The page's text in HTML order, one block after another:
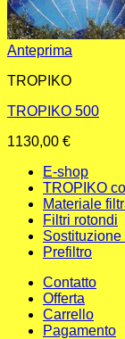
Anteprima
TROPIKO
TROPIKO 500
1130,00 €
E-shop
TROPIKO
Materiale
Filtri rotondi
Prefiltro
Contatto
Offerta
Carrello
Pagamento